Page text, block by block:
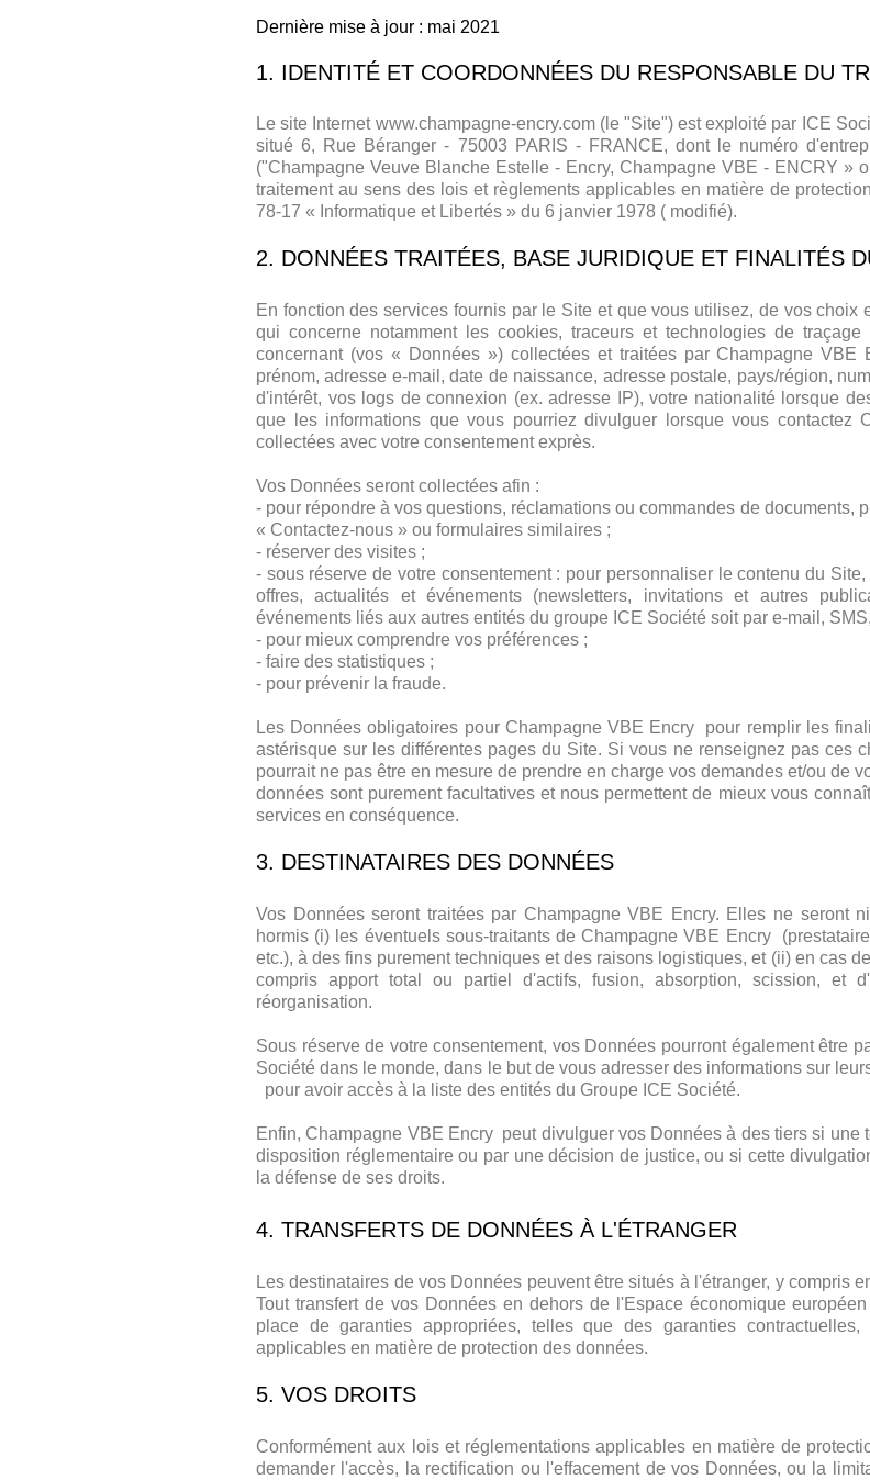
Dernière mise à jour : mai 2021
1. IDENTITÉ ET COORDONNÉES DU RESPONSABLE DU
Le site Internet www.champagne-encry.com(le "Site") est exploité par ICE
situé 6, Rue Béranger - 75003 PARIS - FRANCE, dont le numéro
("Champagne Veuve Blanche Estelle - Encry, Champagne VBE - ENCRY »
traitement au sens des lois et règlements applicables en matière de
78-17 « Informatique et Libertés » du 6 janvier 1978 ( modifié).
2. DONNÉES TRAITÉES, BASE JURIDIQUE ET FINALITÉS
En fonction des services fournis par le Site et que vous utilisez, de vos choix
qui concerne notamment les cookies, traceurs et technologies de
concernant (vos « Données ») collectées et traitées par Champagne
prénom, adresse e-mail, date de naissance, adresse postale, pays/région,
d'intérêt, vos logs de connexion (ex. adresse IP), votre nationalité lorsque
que les informations que vous pourriez divulguer lorsque vous contactez
collectées avec votre consentement exprès.
Vos Données seront collectées afin :
- pour répondre à vos questions, réclamations ou commandes de documents,
« Contactez-nous » ou formulaires similaires ;
- réserver des visites ;
- sous réserve de votre consentement : pour personnaliser le contenu du
offres, actualités et événements (newsletters, invitations et autres
événements liés aux autres entités du groupe ICE Société soit par e-mail,
- pour mieux comprendre vos préférences ;
- faire des statistiques ;
- pour prévenir la fraude.
Les Données obligatoires pour Champagne VBE Encry pour remplir les
astérisque sur les différentes pages du Site. Si vous ne renseignez pas ces
pourrait ne pas être en mesure de prendre en charge vos demandes et/ou de
données sont purement facultatives et nous permettent de mieux vous
services en conséquence.
3. DESTINATAIRES DES DONNÉES
Vos Données seront traitées par Champagne VBE Encry. Elles ne seront
hormis (i) les éventuels sous-traitants de Champagne VBE Encry
etc.), à des fins purement techniques et des raisons logistiques, et (ii) en cas
compris apport total ou partiel d'actifs, fusion, absorption, scission, et
réorganisation.
Sous réserve de votre consentement, vos Données pourront également être
Société dans le monde, dans le but de vous adresser des informations sur
pour avoir accès à la liste des entités du Groupe ICE Société.
Enfin, Champagne VBE Encry peut divulguer vos Données à des tiers si une
disposition réglementaire ou par une décision de justice, ou si cette
la défense de ses droits.
4. TRANSFERTS DE DONNÉES À L'ÉTRANGER
Les destinataires de vos Données peuvent être situés à l'étranger, y compris
Tout transfert de vos Données en dehors de l'Espace économique
place de garanties appropriées, telles que des garanties
applicables en matière de protection des données.
5. VOS DROITS
Conformément aux lois et réglementations applicables en matière de
demander l'accès, la rectification ou l'effacement de vos Données, ou la